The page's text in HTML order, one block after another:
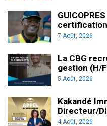
7 Août, 2026
La CBG
gestion (H/
5 Août, 2026
Kakandé
Directeur/
4 Août, 2026